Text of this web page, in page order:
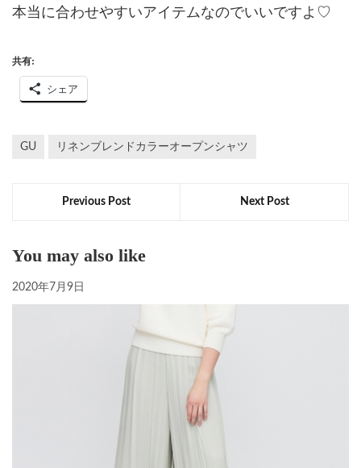
本当に合わせやすいアイテムなのでいいですよ♡
共有:
シェア
GU リネンブレンドカラーオープンシャツ
Previous Post Next Post
You may also like
2020年7月9日